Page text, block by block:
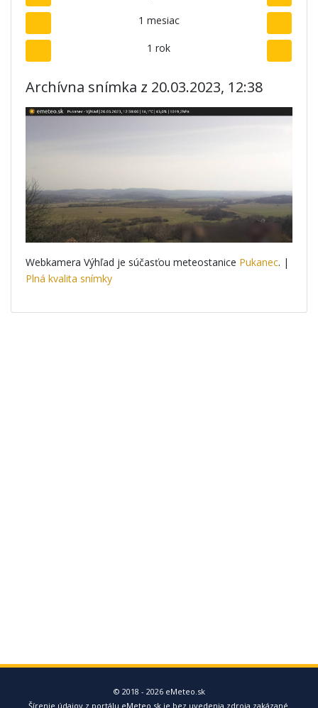
1 mesiac
1 rok
Archívna snímka z 20.03.2023, 12:38
Webkamera Výhľad je súčasťou meteostanice Pukanec. |
Plná kvalita snímky
© 2018 - 2026 eMeteo.sk
Šírenie údajov z portálu eMeteo.sk je bez uvedenia zdroja zakázané.